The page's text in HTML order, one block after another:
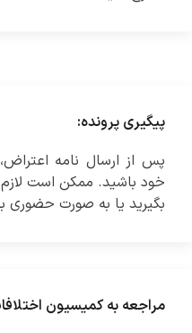
پیگیری پرونده:
پس از ارسال نامه
خود باشید. ممکن است
بگیرید یا به صورت حضوری
مراجعه به کمیسیون